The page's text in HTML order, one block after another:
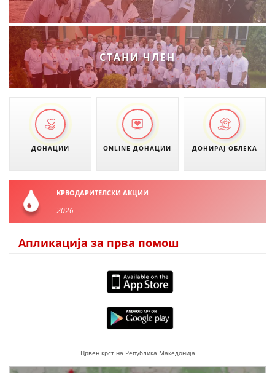
СТАНИ ЧЛЕН
ДОНАЦИИ ONLINE ДОНАЦИИ ДОНИРАЈ ОБЛЕКА
КРВОДАРИТЕЛСКИ АКЦИИ
2026
Апликација за прва помош
Црвен крст на Република Македонија